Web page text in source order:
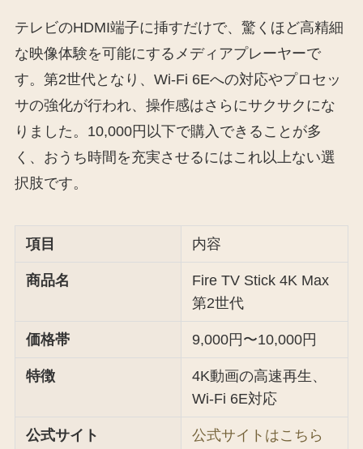
テレビのHDMI端子に挿すだけで、驚くほど高精細
な映像体験を可能にするメディアプレーヤーで
す。第2世代となり、Wi-Fi 6Eへの対応やプロセッ
サの強化が行われ、操作感はさらにサクサクにな
りました。10,000円以下で購入できることが多
く、おうち時間を充実させるにはこれ以上ない選
択肢です。
項目 内容
商品名
Fire TV Stick 4K Max
第2世代
価格帯 9,000円〜10,000円
特徴
4K動画の高速再生、
Wi-Fi 6E対応
公式サイト 公式サイトはこちら